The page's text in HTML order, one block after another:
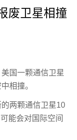
废卫星相撞
国一颗通信卫星
相撞。
两颗通信卫星10
能会对国际空间